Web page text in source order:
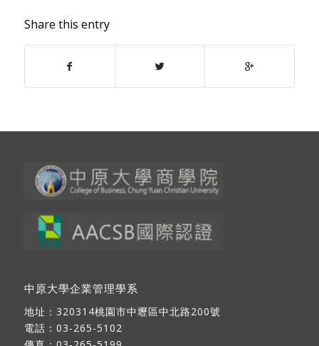
Share this entry
中原大學企業管理學系
地址： 320314桃園市中壢區中北路200號
電話：03-265-5102